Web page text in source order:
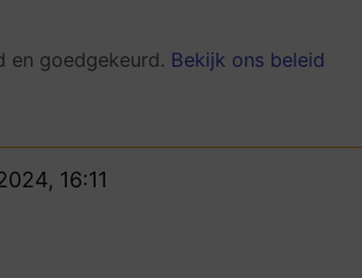
en goedgekeurd. Bekijk ons beleid
16:11